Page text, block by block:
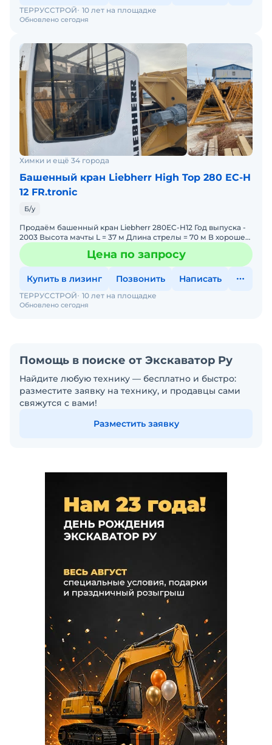
Обновлено сегодня
ТЕРРУССТРОЙ 10 лет на площадке
Химки и ещё 34 города
Башенный кран Liebherr High Top 280 EC-H
12 FR.tronic
Б/у
Продаём башенный кран Liebherr 280EC-H12 Год выпуска -
2003 Высота мачты L = 37 м Длина стрелы = 70 м В хорошем
техническом состоянии
Цена по запросу
Купить в лизинг Позвонить Написать
Обновлено сегодня
ТЕРРУССТРОЙ 10 лет на площадке
Помощь в поиске от Экскаватор Ру
Найдите любую технику — бесплатно и быстро:
разместите заявку на технику, и продавцы сами
свяжутся с вами!
Разместить заявку